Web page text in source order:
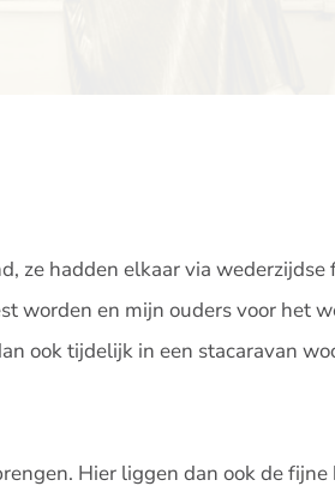
ze hadden elkaar via
worden en mijn ouders voor het
ook tijdelijk in een stacaravan
Hier liggen dan ook de